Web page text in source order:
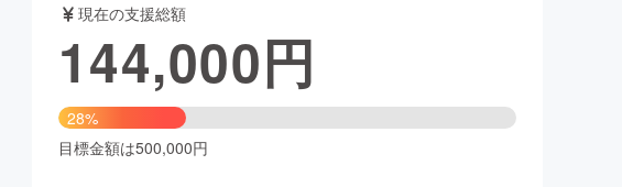
フォーマンス
飲食店 ファッション
漫画
現在の支援総額
144,000円
28%
目標金額は500,000円